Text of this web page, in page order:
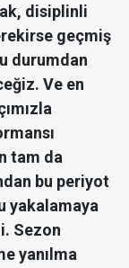
disiplinli
geçmiş
durumdan
Ve en
tam da
bu periyot
yakalamaya
Sezon
yanılma